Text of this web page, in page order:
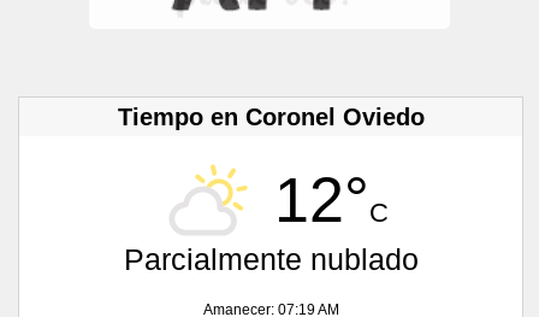
Tiempo en Coronel Oviedo
12°C
Parcialmente nublado
Amanecer: 07:19 AM